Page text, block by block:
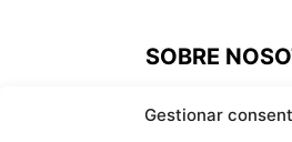
Gestionar
SOBRE
ePinto, una nueva plataforma de